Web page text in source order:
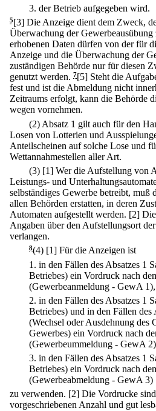
3. der Betrieb aufgegeben wird.
5 [3] Die Anzeige dient dem Zweck,
Überwachung der Gewerbeausübung
erhobenen Daten dürfen von der für
Anzeige und die Überwachung der
zuständigen Behörde nur für diesen
genutzt werden. 7 [5] Steht die
fest und ist die Abmeldung nicht
Zeitraums erfolgt, kann die Behörde
wegen vornehmen.
(2) Absatz 1 gilt auch für den
Losen von Lotterien und
Anteilscheinen auf solche Lose und
Wettannahmestellen aller Art.
(3) [1] Wer die Aufstellung von
Leistungs- und
selbständiges Gewerbe betreibt, muß
allen Behörden erstatten, in deren
Automaten aufgestellt werden. [2]
Angaben über den Aufstellungsort
verlangen.
8(4) [1] Für die Anzeigen ist
1. in den Fällen des Absatzes 1
Betriebes) ein Vordruck nach
(Gewerbeanmeldung - GewA 1),
2. in den Fällen des Absatzes 1
Betriebes) und in den Fällen des
(Wechsel oder Ausdehnung des
Gewerbes) ein Vordruck nach
(Gewerbeummeldung - GewA
3. in den Fällen des Absatzes 1
Betriebes) ein Vordruck nach
(Gewerbeabmeldung - GewA 3)
zu verwenden. [2] Die Vordrucke
vorgeschriebenen Anzahl und gut